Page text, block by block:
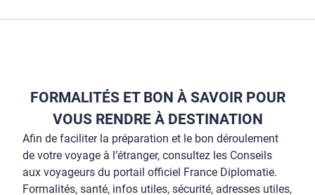
FORMALITÉS ET BON À SAVOIR POUR
VOUS RENDRE À DESTINATION
Afin de faciliter la préparation et le bon déroulement
de votre voyage à l’étranger, consultez les Conseils
aux voyageurs du portail officiel France Diplomatie.
Formalités, santé, infos utiles, sécurité, adresses utiles,